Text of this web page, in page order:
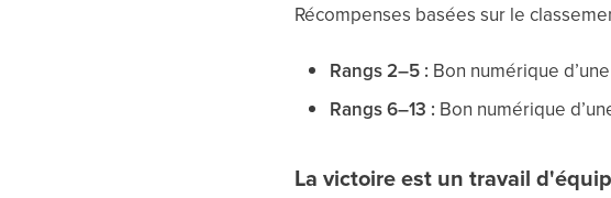
Récompenses basées sur le
Rangs 2–5 : Bon numérique
Rangs 6–13 : Bon numérique
La victoire est un travail